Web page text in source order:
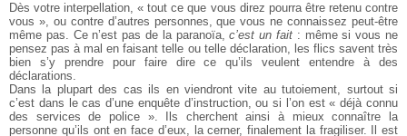
Dès votre interpellation, « tout ce que vous direz pourra être retenu contre
vous », ou contre d’autres personnes, que vous ne connaissez peut-être
même pas. Ce n’est pas de la paranoïa,c’est un fait : même si vous ne
pensez pas à mal en faisant telle ou telle déclaration, les flics savent très
bien s’y prendre pour faire dire ce qu’ils veulent entendre à des
déclarations.
Dans la plupart des cas ils en viendront vite au tutoiement, surtout si
c’est dans le cas d’une enquête d’instruction, ou si l’on est « déjà connu
des services de police ». Ils cherchent ainsi à mieux connaître la
personne qu’ils ont en face d’eux, la cerner, finalement la fragiliser. Il est